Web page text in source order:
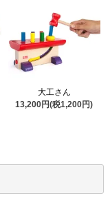
大工さん
13,200円(税1,200円)